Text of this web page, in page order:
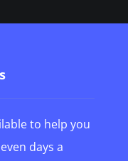
to help you
days a